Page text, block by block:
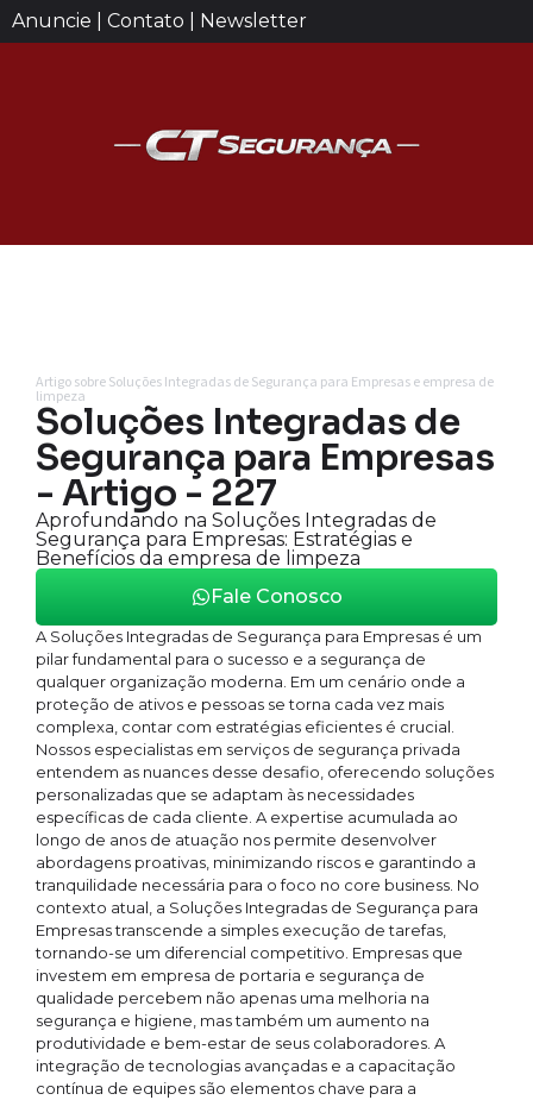
Anuncie | Contato | Newsletter
Artigo sobre Soluções Integradas de Segurança para Empresas e empresa de
limpeza
Soluções Integradas de
Segurança para Empresas
- Artigo - 227
Aprofundando na Soluções Integradas de
Segurança para Empresas: Estratégias e
Benefícios da empresa de limpeza
Fale Conosco
A Soluções Integradas de Segurança para Empresas é um
pilar fundamental para o sucesso e a segurança de
qualquer organização moderna. Em um cenário onde a
proteção de ativos e pessoas se torna cada vez mais
complexa, contar com estratégias eficientes é crucial.
Nossos especialistas em serviços de segurança privada
entendem as nuances desse desafio, oferecendo soluções
personalizadas que se adaptam às necessidades
específicas de cada cliente. A expertise acumulada ao
longo de anos de atuação nos permite desenvolver
abordagens proativas, minimizando riscos e garantindo a
tranquilidade necessária para o foco no core business. No
contexto atual, a Soluções Integradas de Segurança para
Empresas transcende a simples execução de tarefas,
tornando-se um diferencial competitivo. Empresas que
investem em empresa de portaria e segurança de
qualidade percebem não apenas uma melhoria na
segurança e higiene, mas também um aumento na
produtividade e bem-estar de seus colaboradores. A
integração de tecnologias avançadas e a capacitação
contínua de equipes são elementos chave para a